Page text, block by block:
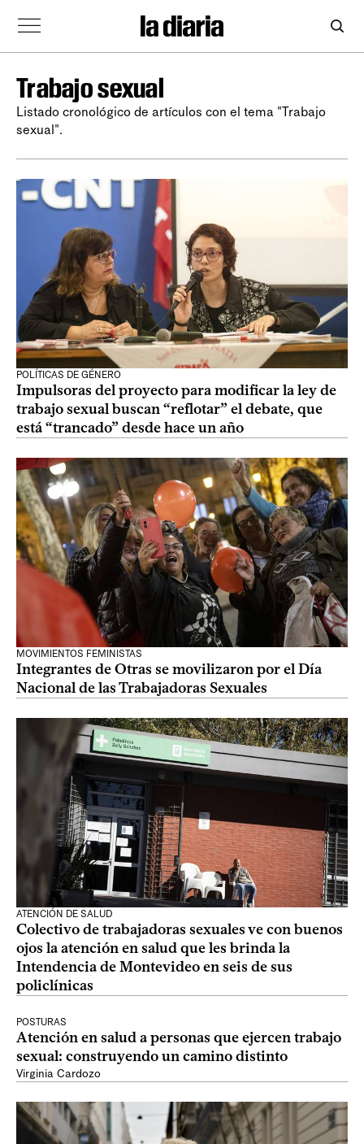
Trabajo sexual
Listado cronológico de artículos con el tema "Trabajo
sexual".
POLÍTICAS DE GÉNERO
Impulsoras del proyecto para modificar la ley de
trabajo sexual buscan “reflotar” el debate, que
está “trancado” desde hace un año
MOVIMIENTOS FEMINISTAS
Integrantes de Otras se movilizaron por el Día
Nacional de las Trabajadoras Sexuales
ATENCIÓN DE SALUD
Colectivo de trabajadoras sexuales ve con buenos
ojos la atención en salud que les brinda la
Intendencia de Montevideo en seis de sus
policlínicas
POSTURAS
Atención en salud a personas que ejercen trabajo
sexual: construyendo un camino distinto
Virginia Cardozo